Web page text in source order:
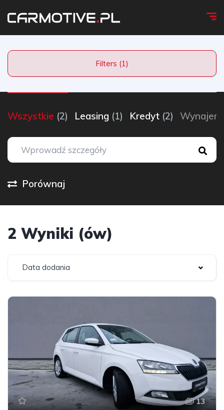
Filters (1)
Wszystkie (2) Leasing (1) Kredyt (2) Wynajem
Porównaj
2 Wyniki (ów)
Data dodania
13